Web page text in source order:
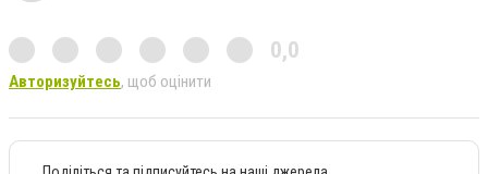
0,0
Авторизуйтесь, щоб оцінити